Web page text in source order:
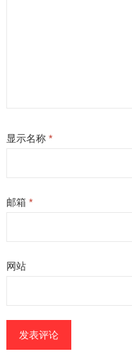
显示名称 *
邮箱 *
网站